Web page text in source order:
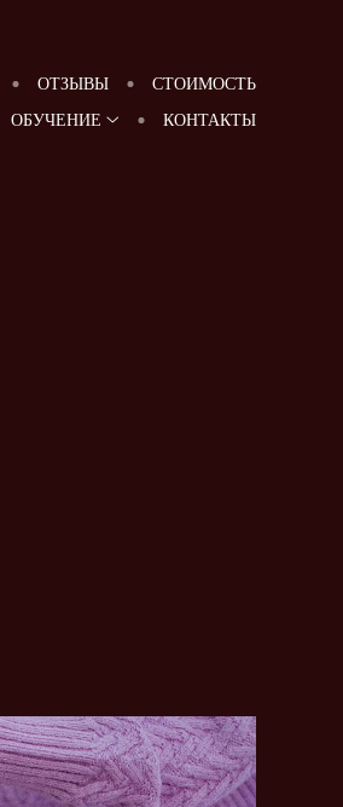
ОТЗЫВЫ
СТОИМОСТЬ
ОБУЧЕНИЕ КОНТАКТЫ